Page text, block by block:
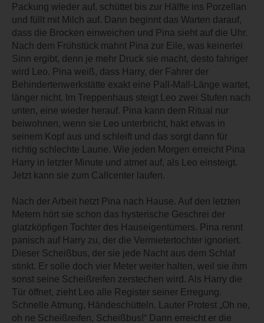
Packung wieder auf, schüttet bis zur Hälfte ins Porzellan
und füllt mit Milch auf. Dann beginnt das Warten darauf,
dass die Brocken einweichen und Pina sieht auf die Uhr.
Nach dem Frühstück mahnt Pina zur Eile, was keinerlei
Sinn ergibt, denn je mehr Druck sie macht, desto fahriger
wird Leo. Pina weiß, dass Harry, der Fahrer der
Behindertenwerkstätte exakt eine Pall-Mall-Länge wartet,
länger nicht. Im Treppenhaus steigt Leo zwei Stufen nach
unten, eine wieder herauf. Pina kann dem Ritual nur
beiwohnen, wenn sie Leo unterbricht, hakt etwas in
seinem Kopf aus und schleift und das sorgt dann für
richtig schlechte Laune. Wie jeden Morgen erreicht Pina
Harry in letzter Minute und atmet auf, als Leo einsteigt.
Jetzt kann sie zum Callcenter laufen.
Nach der Arbeit hetzt Pina nach Hause. Auf den letzten
Metern hört sie schon das hysterische Geschrei der
glatzköpfigen Tochter des Hauseigentümers. Pina rennt
panisch auf Harry zu, der die Vermietertochter ignoriert.
Dieser Scheißbus, der sie jede Nacht aus dem Schlaf
stinkt. Er solle doch vier Meter weiter halten, weil sie ihm
sonst seine Scheißreifen zerstechen wird. Als Harry die
Tür öffnet, zieht Leo alle Register seiner Erregung.
Schnelle Atmung, Händeschütteln. Lauter Protest „Oh ne,
oh ne Scheißreifen, Scheißbus!“ Dann erreicht er die